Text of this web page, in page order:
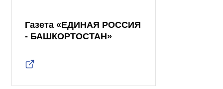
Газета «ЕДИНАЯ РОССИЯ
- БАШКОРТОСТАН»